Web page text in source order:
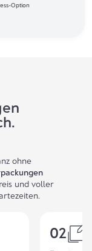
Option
ohne
und voller
02